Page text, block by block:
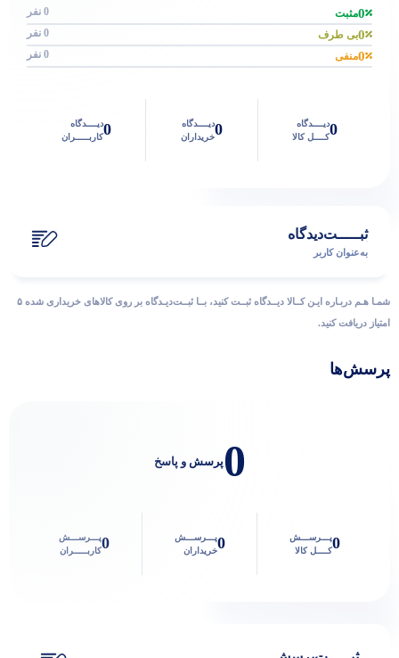
0مثبت 0 نفر
0بی طرف 0 نفر
0منفی 0 نفر
0دیــــدگاه
کــــل کالا
0دیــــدگاه
خریداران
0دیــــدگاه
کاربـــــران
ثبـــــت‌دیدگاه
به‌عنوان کاربر
شمـا هـم دربـاره ایـن کــالا دیــدگاه ثبــت کنید، بــا ثبــت‌دیـدگاه بر روی کالاهای خریداری شده ۵
امتیاز دریافت کنید.
پرسش‌ها
0پرسش و پاسخ
0پـــرســـش
کــــل کالا
0پـــرســـش
خریداران
0پـــرســـش
کاربـــــران